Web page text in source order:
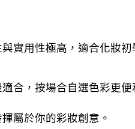
實用性極高，適合化妝初
合，按場合自選色彩更便
屬於你的彩妝創意。